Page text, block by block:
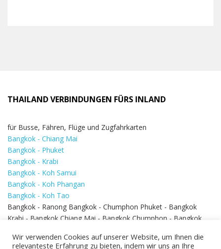
THAILAND VERBINDUNGEN FÜRS INLAND
für Busse, Fähren, Flüge und Zugfahrkarten
Bangkok - Chiang Mai
Bangkok - Phuket
Bangkok - Krabi
Bangkok - Koh Samui
Bangkok - Koh Phangan
Bangkok - Koh Tao
Bangkok - Ranong Bangkok - Chumphon Phuket - Bangkok
Krabi - Bangkok Chiang Mai - Bangkok Chumphon - Bangkok
Bangkok - Hua Hin
Wir verwenden Cookies auf unserer Website, um Ihnen die
relevanteste Erfahrung zu bieten, indem wir uns an Ihre